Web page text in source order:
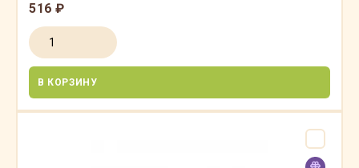
516 ₽
В КОРЗИНУ